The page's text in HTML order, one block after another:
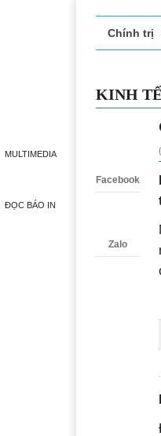
MULTIMEDIA
ĐỌC BÁO IN
Chính trị
KINH
Facebook
Zalo